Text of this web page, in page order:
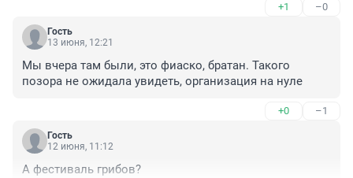
+1 –0
Гость
13 июня, 12:21
Мы вчера там были, это фиаско, братан. Такого
позора не ожидала увидеть, организация на нуле
+0 –1
Гость
12 июня, 11:12
А фестиваль грибов?